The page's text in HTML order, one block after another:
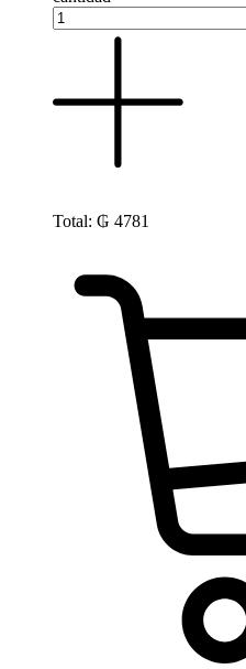
Total: ₲ 4781